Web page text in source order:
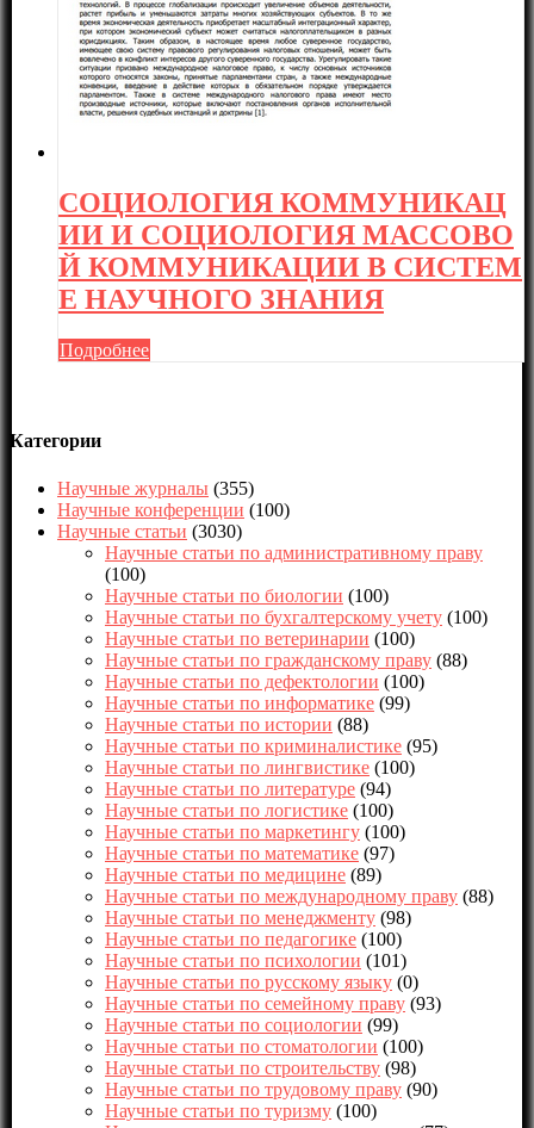
СОЦИОЛОГИЯ КОММУНИКАЦ
ИИ И СОЦИОЛОГИЯ МАССОВО
Й КОММУНИКАЦИИ В СИСТЕМ
Е НАУЧНОГО ЗНАНИЯ
Подробнее
Категории
Научные журналы (355)
Научные конференции (100)
Научные статьи (3030)
Научные статьи по административному праву
(100)
Научные статьи по биологии (100)
Научные статьи по бухгалтерскому учету (100)
Научные статьи по ветеринарии (100)
Научные статьи по гражданскому праву (88)
Научные статьи по дефектологии (100)
Научные статьи по информатике (99)
Научные статьи по истории (88)
Научные статьи по криминалистике (95)
Научные статьи по лингвистике (100)
Научные статьи по литературе (94)
Научные статьи по логистике (100)
Научные статьи по маркетингу (100)
Научные статьи по математике (97)
Научные статьи по медицине (89)
Научные статьи по международному праву (88)
Научные статьи по менеджменту (98)
Научные статьи по педагогике (100)
Научные статьи по психологии (101)
Научные статьи по русскому языку (0)
Научные статьи по семейному праву (93)
Научные статьи по социологии (99)
Научные статьи по стоматологии (100)
Научные статьи по строительству (98)
Научные статьи по трудовому праву (90)
Научные статьи по туризму (100)